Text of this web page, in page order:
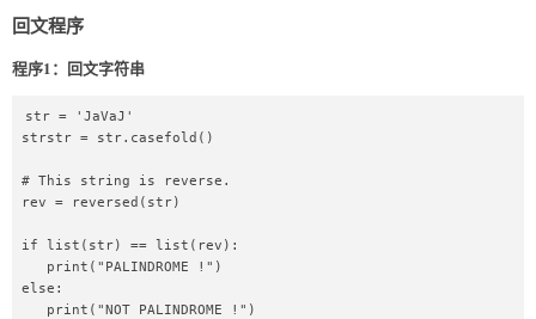
回文程序
程序1：回文字符串
str = 'JaVaJ'
strstr = str.casefold()
# This string is reverse.
rev = reversed(str)
if list(str) == list(rev):
else:
   print("NOT PALINDROME !")